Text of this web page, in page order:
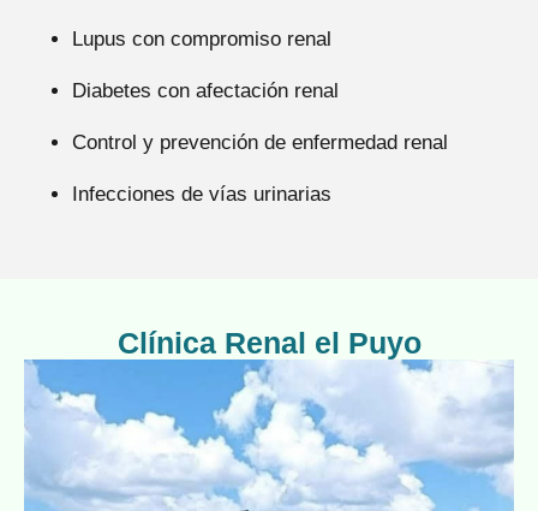
Lupus con compromiso renal
Diabetes con afectación renal
Control y prevención de enfermedad renal
Infecciones de vías urinarias
Clínica Renal el Puyo